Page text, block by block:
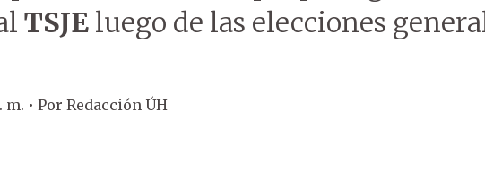
TSJE luego de las elecciones
• Por Redacción ÚH